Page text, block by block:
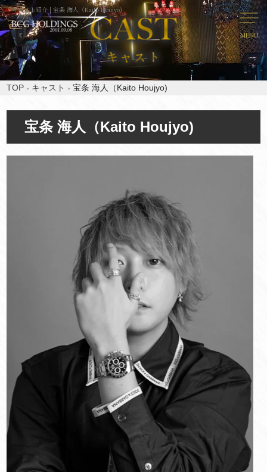
キャスト紹介 | 宝条 海人（Kaito Houjyo)
MENU
TOP キャスト 宝条 海人（Kaito Houjyo)
宝条 海人（Kaito Houjyo)